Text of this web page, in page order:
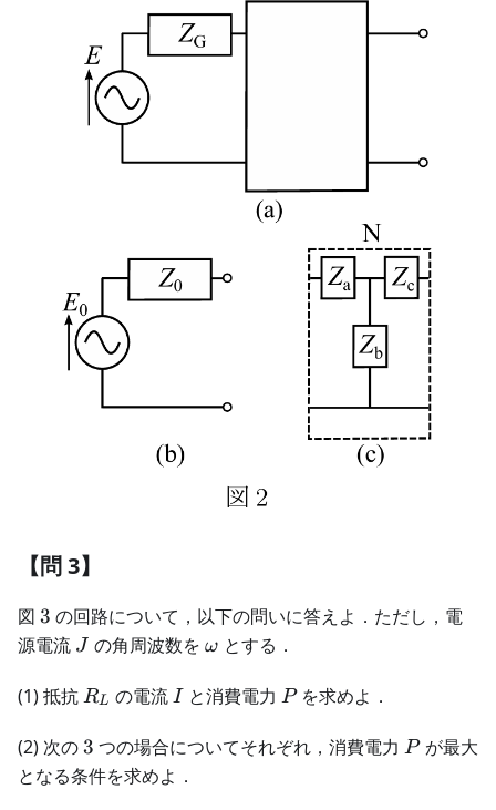
【問 3】
図 3
3 の回路について，以下の問いに答えよ．ただし，電
源電流 J
J の角周波数を \omega
ω とする．
(1) 抵抗 R_L
RL の電流I
Iと消費電力 P
Pを求めよ．
(2) 次の3
3 つの場合についてそれぞれ，消費電力 P
Pが最大
となる条件を求めよ．